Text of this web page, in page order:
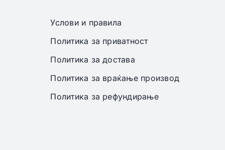
Услови и правила
Политика за приватност
Политика за достава
Политика за враќање производ
Политика за рефундирање